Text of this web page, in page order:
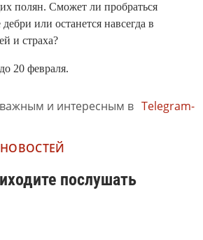
полян. Сможет ли пробраться
или останется навсегда в
и страха?
20 февраля.
и интересным в Telegram-
послушать